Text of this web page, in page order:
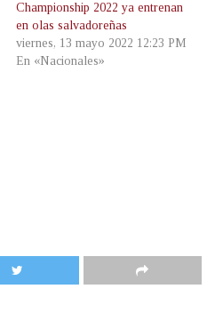
Championship 2022 ya entrenan
en olas salvadoreñas
viernes, 13 mayo 2022 12:23 PM
En «Nacionales»